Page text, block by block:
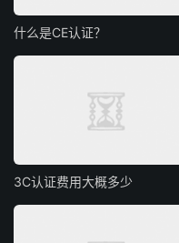
什么是CE认证？
3C认证费用大概多少